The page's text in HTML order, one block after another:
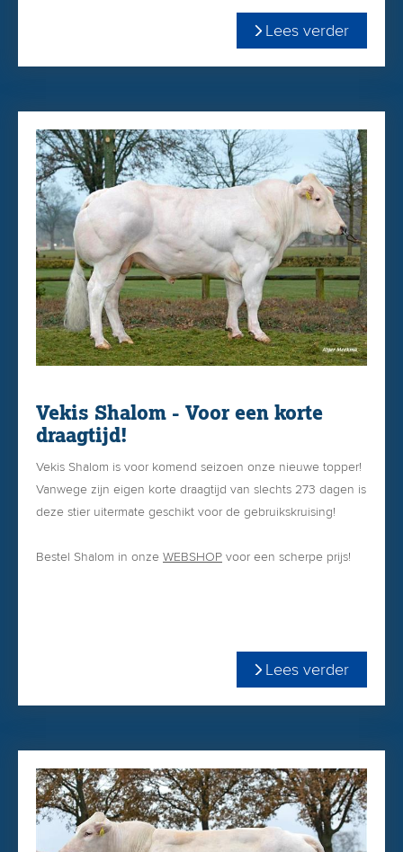
In de webshop hebben we voor u een aantrekkelijke
staffelkorting bij afname van grotere aantallen.
Lees verder
Vekis Shalom - Voor een korte
draagtijd!
Vekis Shalom is voor komend seizoen onze nieuwe topper!
Vanwege zijn eigen korte draagtijd van slechts 273 dagen is
deze stier uitermate geschikt voor de gebruikskruising!
Bestel Shalom in onze WEBSHOP voor een scherpe prijs!
Lees verder